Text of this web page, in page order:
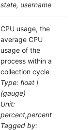
state, username
CPU usage, the
average CPU
usage of the
process within a
collection cycle
Type: float |
(gauge)
Unit:
percent,percent
Tagged by: